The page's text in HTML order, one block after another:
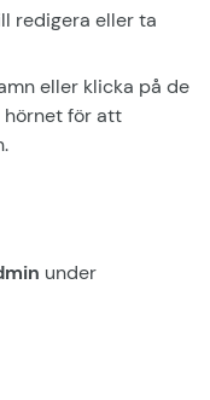
redigera eller ta
eller klicka på de
hörnet för att
under